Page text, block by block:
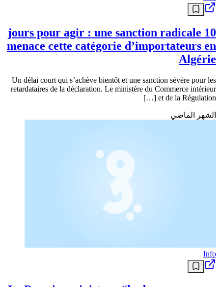
confiance, le portier franco-algérien voit son statut vaciller
également en Espagne.
منذ 24 يومًا